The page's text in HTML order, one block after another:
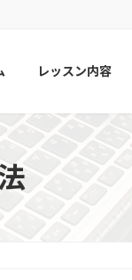
レッスン内容